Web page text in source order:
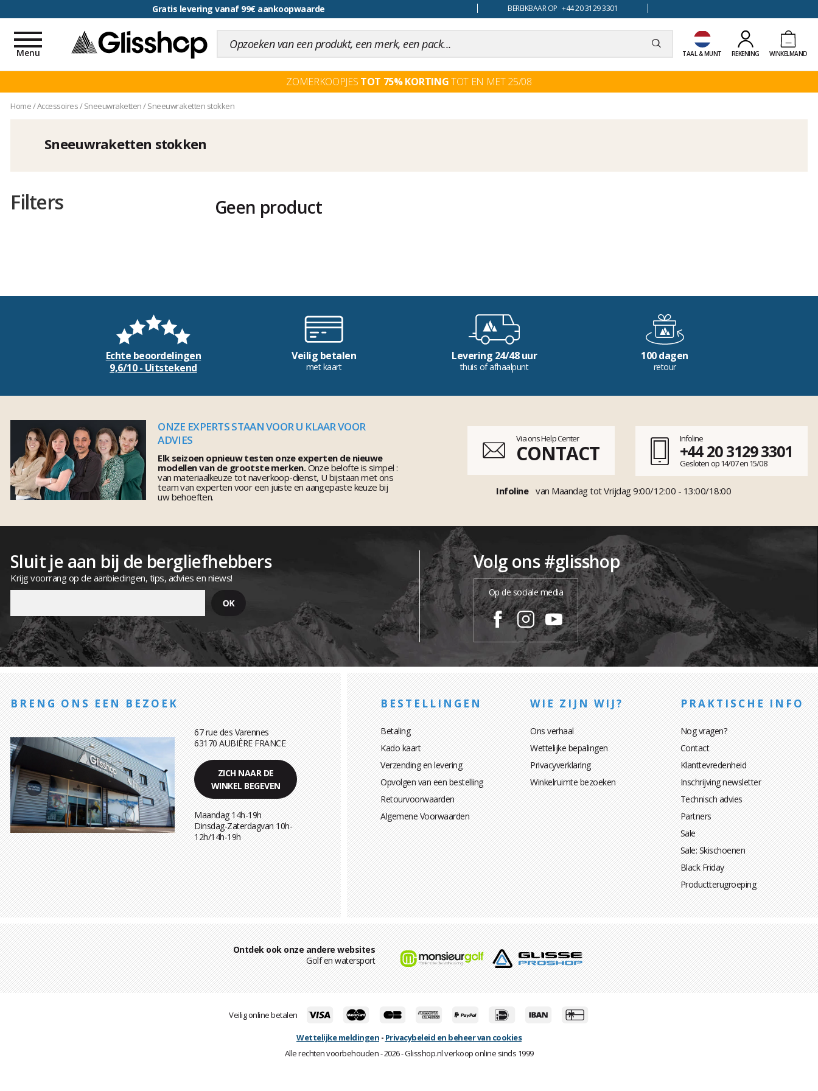
Gratis levering vanaf 99€ aankoopwaarde
voor een 100 dagen inruiling BEREIKBAAR OP +44 20 3129 3301
TAAL & MUNT REKENING WINKELMAND
Toggle
navigation
Menu
ZOMERKOOPJES TOT 75% KORTINGTOT EN MET 25/08
Home/Accessoires/Sneeuwraketten/Sneeuwraketten stokken
Sneeuwraketten stokken
Filters Geen product
Echte beoordelingen
9,6/10 - Uitstekend
Veilig betalen
met kaart
Levering 24/48 uur
thuis of afhaalpunt
100 dagen
retour
ONZE EXPERTS STAAN VOOR U KLAAR VOOR
ADVIES
Elk seizoen opnieuw testen onze experten de nieuwe
modellen van de grootste merken.Onze belofte is simpel :
van materiaalkeuze tot naverkoop-dienst, U bijstaan met ons
team van experten voor een juiste en aangepaste keuze bij
uw behoeften.
Via ons Help Center
CONTACT
Infoline
+44 20 3129 3301
Gesloten op 14/07 en 15/08
Infoline van Maandag tot Vrijdag 9:00/12:00 - 13:00/18:00
Sluit je aan bij de bergliefhebbers
Krijg voorrang op de aanbiedingen, tips, advies en niews!
Volg ons #glisshop
Op de sociale media
BRENG ONS EEN BEZOEK
67 rue des Varennes
63170 AUBIÈRE FRANCE
ZICH NAAR DE
WINKEL BEGEVEN
Maandag 14h-19h
Dinsdag-Zaterdagvan 10h-
12h/14h-19h
BESTELLINGEN
Betaling
Kado kaart
Verzending en levering
Opvolgen van een bestelling
Retourvoorwaarden
Algemene Voorwaarden
WIE ZIJN WIJ?
Ons verhaal
Wettelijke bepalingen
Privacyverklaring
Winkelruimte bezoeken
PRAKTISCHE INFO
Nog vragen?
Contact
Klanttevredenheid
Inschrijving newsletter
Technisch advies
Partners
Sale
Sale: Skischoenen
Black Friday
Productterugroeping
Ontdek ook onze andere websites
Golf en watersport
Veilig online betalen
Wettelijke meldingen - Privacybeleid en beheer van cookies
Alle rechten voorbehouden - 2026 - Glisshop.nl verkoop online sinds 1999